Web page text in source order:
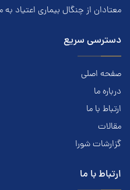
معتادان از چنگال بیماری اعتياد
دسترسی سریع
صفحه اصلی
درباره ما
ارتباط با ما
مقالات
گزارشات شورا
ارتباط با ما